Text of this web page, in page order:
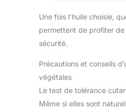
Une fois l’huile choisie,
permettent de profiter
sécurité.
Précautions et conseils
végétales
Le test de tolérance
Même si elles sont